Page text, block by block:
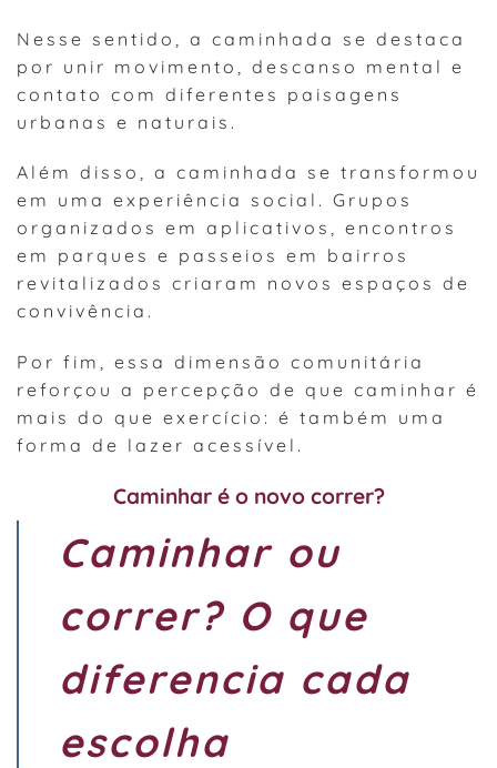
Nesse sentido, a caminhada se destaca
por unir movimento, descanso mental e
contato com diferentes paisagens
urbanas e naturais.
Além disso, a caminhada se transformou
em uma experiência social. Grupos
organizados em aplicativos, encontros
em parques e passeios em bairros
revitalizados criaram novos espaços de
convivência.
Por fim, essa dimensão comunitária
reforçou a percepção de que caminhar é
mais do que exercício: é também uma
forma de lazer acessível.
Caminhar é o novo correr?
Caminhar ou
correr? O que
diferencia cada
escolha